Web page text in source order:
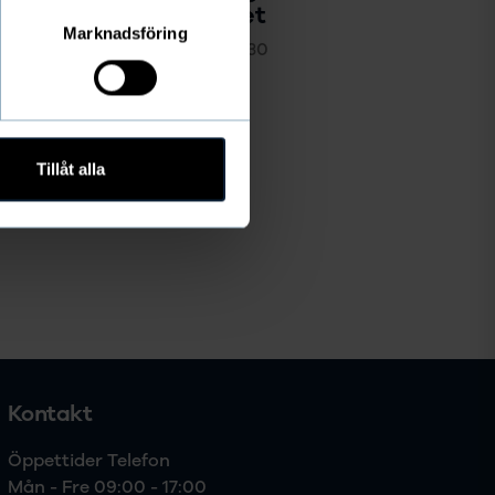
Marknadsföring
Tillåt alla
hjärtat i föreningslivet
2020-04-30
Kontakt
Öppettider Telefon
Mån - Fre 09:00 - 17:00